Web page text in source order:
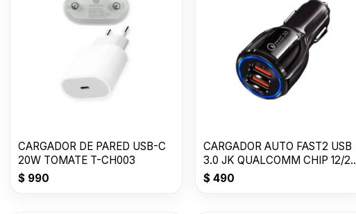
CARGADOR DE PARED USB-C
20W TOMATE T-CH003
$ 990
CARGADOR AUTO FAST2 USB
3.0 JK QUALCOMM CHIP 12/24
VLTS 3.1
$490